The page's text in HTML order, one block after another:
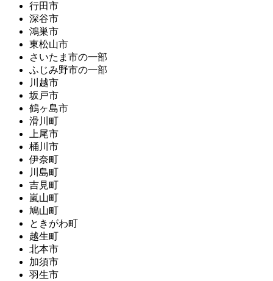
行田市
深谷市
鴻巣市
東松山市
さいたま市の一部
ふじみ野市の一部
川越市
坂戸市
鶴ヶ島市
滑川町
上尾市
桶川市
伊奈町
川島町
吉見町
嵐山町
鳩山町
ときがわ町
越生町
北本市
加須市
羽生市